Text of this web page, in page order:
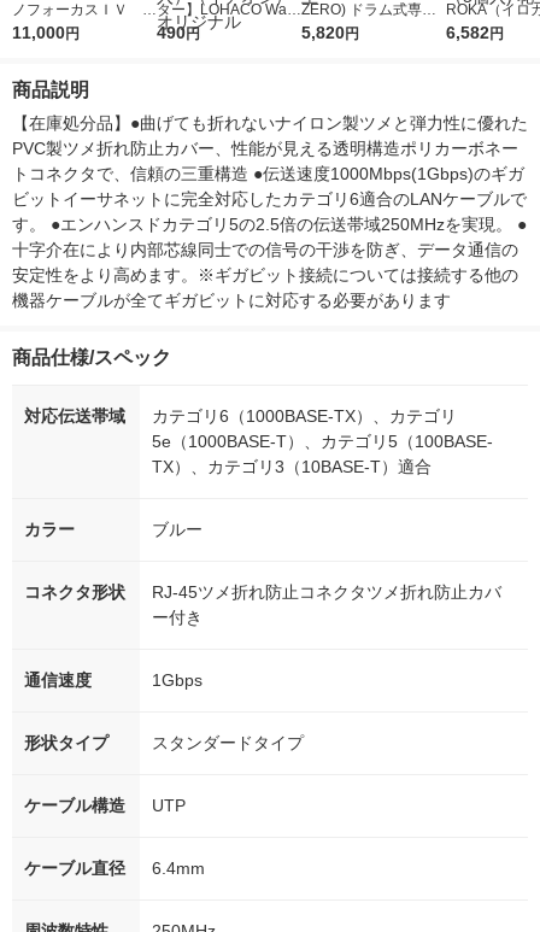
ノフォーカスＩＶ 4
5ｇ 資生堂 おまけ
11,000円
ター】LOHACO Wate
r（ロハコウォータ
490円
ZERO) ドラム式専用
詰め替え メガジャン
5,820円
ROKA（イロ
イキッドリリ
6,582円
商品説明
【在庫処分品】●曲げても折れないナイロン製ツメと弾力性に優れた
PVC製ツメ折れ防止カバー、性能が見える透明構造ポリカーボネー
トコネクタで、信頼の三重構造 ●伝送速度1000Mbps(1Gbps)のギガ
ビットイーサネットに完全対応したカテゴリ6適合のLANケーブルで
す。 ●エンハンスドカテゴリ5の2.5倍の伝送帯域250MHzを実現。 ●
十字介在により内部芯線同士での信号の干渉を防ぎ、データ通信の
安定性をより高めます。※ギガビット接続については接続する他の
機器ケーブルが全てギガビットに対応する必要があります
商品仕様/スペック
対応伝送帯域
カテゴリ6（1000BASE-TX）、カテゴリ
5e（1000BASE-T）、カテゴリ5（100BASE-
TX）、カテゴリ3（10BASE-T）適合
カラー ブルー
コネクタ形状
RJ-45ツメ折れ防止コネクタツメ折れ防止カバ
ー付き
通信速度 1Gbps
形状タイプ スタンダードタイプ
ケーブル構造 UTP
ケーブル直径 6.4mm